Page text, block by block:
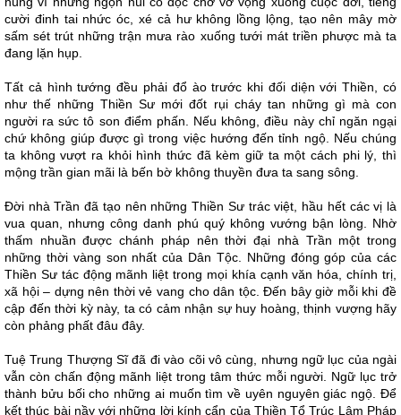
cười đinh tai nhức óc, xé cả hư không lồng lộng, tạo nên mây mờ
sấm sét trút những trận mưa rào xuống tưới mát triền phược mà ta
đang lặn hụp.
Tất cả hình tướng đều phải đổ ào trước khi đối diện với Thiền, có
như thế những Thiền Sư mới đốt rụi cháy tan những gì mà con
người ra sức tô son điểm phấn. Nếu không, điều này chỉ ngăn ngại
chứ không giúp được gì trong việc hướng đến tỉnh ngộ. Nếu chúng
ta không vượt ra khỏi hình thức đã kèm giữ ta một cách phi lý, thì
mộng trần gian mãi là bến bờ không thuyền đưa ta sang sông.
Đời nhà Trần đã tạo nên những Thiền Sư trác việt, hầu hết các vị là
vua quan, nhưng công danh phú quý không vướng bận lòng. Nhờ
thấm nhuần được chánh pháp nên thời đại nhà Trần một trong
những thời vàng son nhất của Dân Tộc. Những đóng góp của các
Thiền Sư tác động mãnh liệt trong mọi khía cạnh văn hóa, chính trị,
xã hội – dựng nên thời vẻ vang cho dân tộc. Đến bây giờ mỗi khi đề
cập đến thời kỳ này, ta có cảm nhận sự huy hoàng, thịnh vượng hãy
còn phảng phất đâu đây.
Tuệ Trung Thượng Sĩ đã đi vào cõi vô cùng, nhưng ngữ lục của ngài
vẫn còn chấn động mãnh liệt trong tâm thức mỗi người. Ngữ lục trở
thành bửu bối cho những ai muốn tìm về uyên nguyên giác ngộ. Để
kết thúc bài nầy với những lời kính cẩn của Thiền Tổ Trúc Lâm Pháp